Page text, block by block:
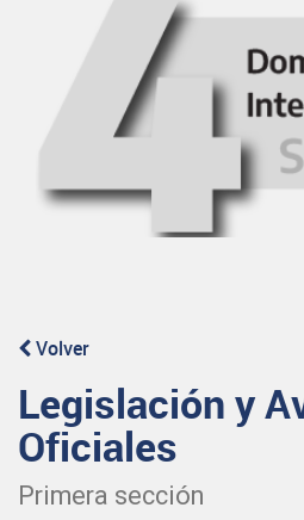
Volver
Legislación y
Oficiales
Primera sección